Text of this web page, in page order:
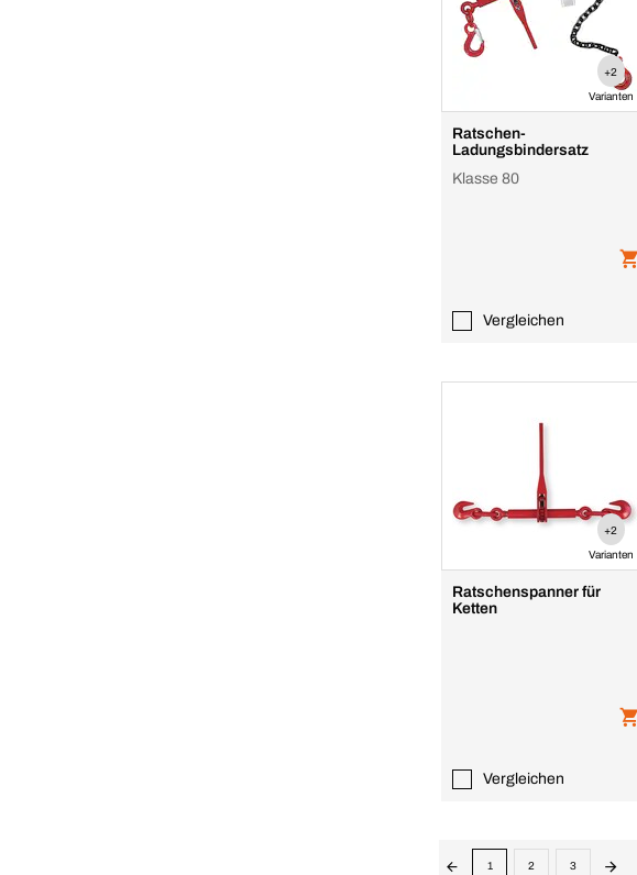
+2
Varianten
Ratschen-
Ladungsbindersatz
Klasse 80
Vergleichen
+2
Varianten
Ratschenspanner für
Ketten
Vergleichen
1 2 3